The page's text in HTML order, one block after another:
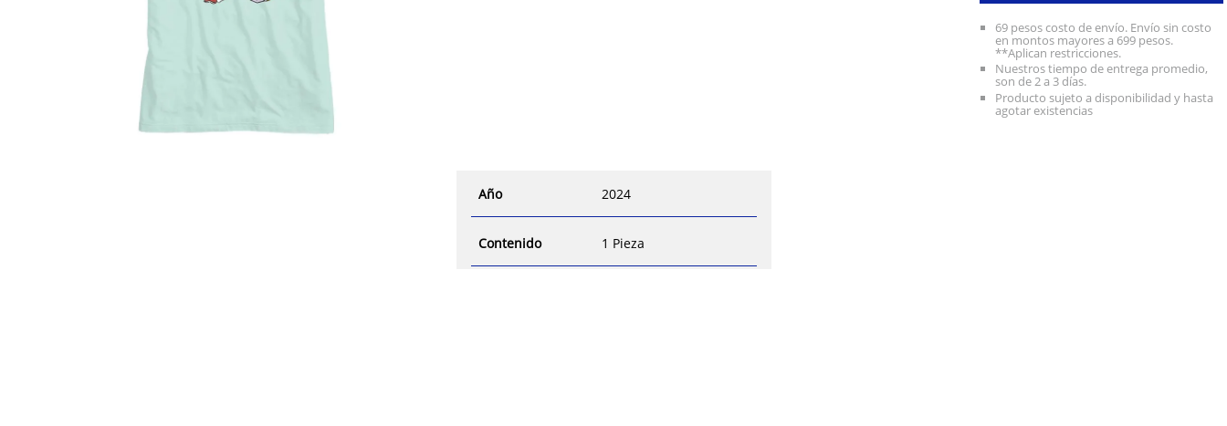
69 pesos costo de envío. Envío sin costo
en montos mayores a 699 pesos.
**Aplican restricciones.
Nuestros tiempo de entrega promedio,
son de 2 a 3 días.
Producto sujeto a disponibilidad y hasta
agotar existencias
Año 2024
Contenido 1 Pieza